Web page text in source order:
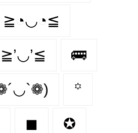
≧◔◡◔≦
≧’◡’≦ 🚌
꙳
◼ ✪